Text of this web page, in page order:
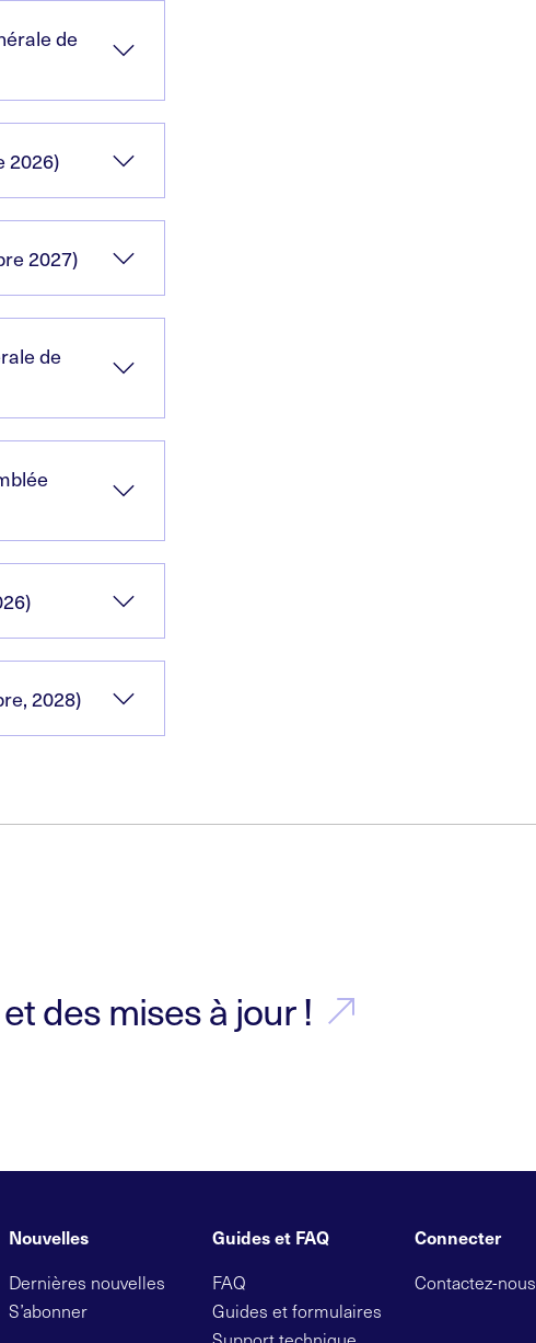
de
2026)
2027)
de
2028)
des mises à jour !
Nouvelles
Dernières nouvelles
S’abonner
Guides et FAQ
FAQ
Guides et formulaires
Connecter
Contactez-nous